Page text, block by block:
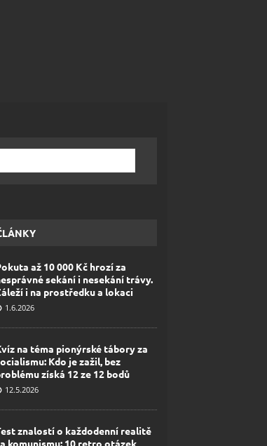
až 10 000 Kč hrozí za
sekání i nesekání trávy.
i na prostředku a lokaci
1.6.2026
na téma pionýrské tábory za
Kdo je zažil, bez
získá 12 ze 12 bodů
12.5.2026
znalostí o každodenní realitě
komunismu: 10 retro otázek